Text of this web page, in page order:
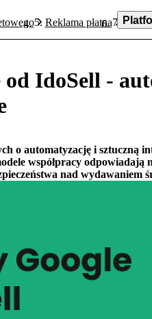
Reklama płatna
IdoSell -
o automatyzację i sztuczną
współpracy odpowiadają
nad wydawaniem